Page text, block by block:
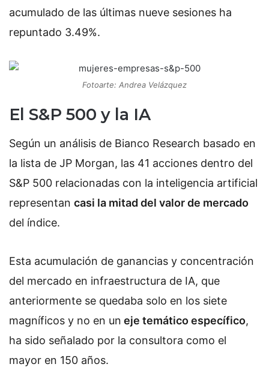
acumulado de las últimas nueve sesiones ha
repuntado 3.49%.
Fotoarte: Andrea Velázquez
El S&P 500 y la IA
Según un análisis de Bianco Research basado en
la lista de JP Morgan, las 41 acciones dentro del
S&P 500 relacionadas con la inteligencia artificial
representan casi la mitad del valor de mercado
del índice.
Esta acumulación de ganancias y concentración
del mercado en infraestructura de IA, que
anteriormente se quedaba solo en los siete
magníficos y no en un eje temático específico,
ha sido señalado por la consultora como el
mayor en 150 años.